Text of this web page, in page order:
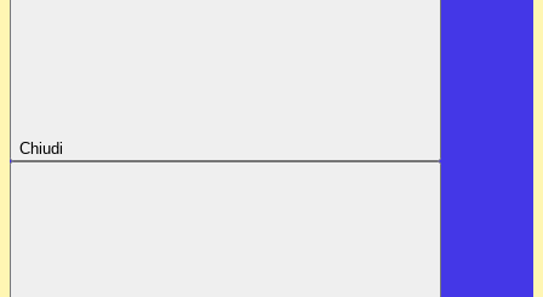
Chiudi